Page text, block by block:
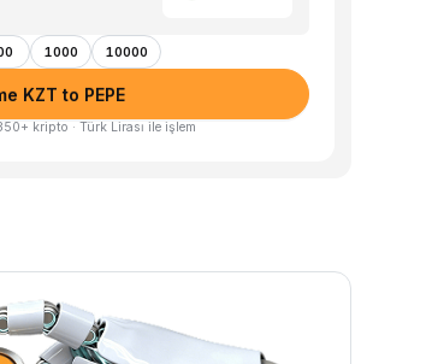
1000 10000
KZT to PEPE
kripto · Türk Lirası ile işlem